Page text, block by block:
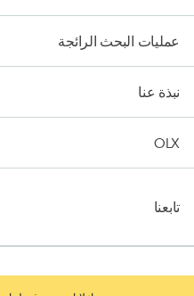
عمليات البحث الرائجة
نبذة عنا
OLX
تابعنا